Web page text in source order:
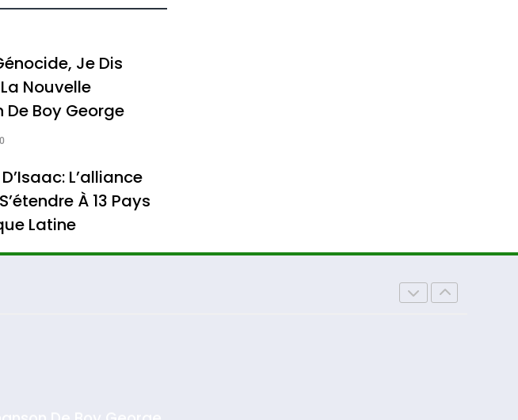
Je Dis
Nouvelle
De Boy George
0
L’alliance
À 13 Pays
Latine
De Boy George